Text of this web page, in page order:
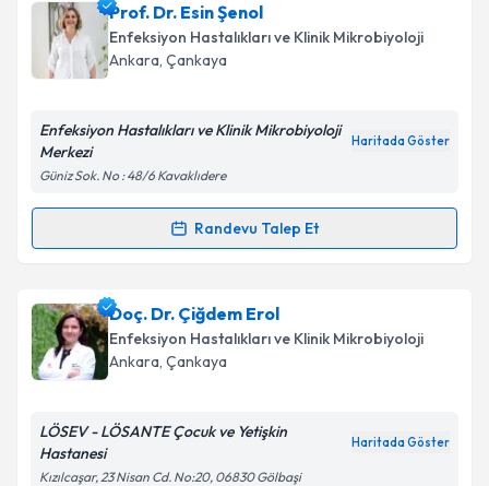
Prof. Dr. Esin Şenol
Enfeksiyon Hastalıkları ve Klinik Mikrobiyoloji
Ankara, Çankaya
Enfeksiyon Hastalıkları ve Klinik Mikrobiyoloji
Merkezi
Haritada Göster
Güniz Sok. No : 48/6 Kavaklıdere
Randevu Talep Et
Randevu Takvimi Talebi
Prof. Dr. Esin Şenoliçin randevu takvimi talebi
oluşturun. Size bu uzmandan randevu almanız için bir
takvim hazırlandığında e-posta ile bilgilendireceğiz.
Doç. Dr. Çiğdem Erol
Enfeksiyon Hastalıkları ve Klinik Mikrobiyoloji
Ankara, Çankaya
LÖSEV - LÖSANTE Çocuk ve Yetişkin
Hastanesi
Haritada Göster
Kızılcaşar, 23 Nisan Cd. No:20, 06830 Gölbaşi